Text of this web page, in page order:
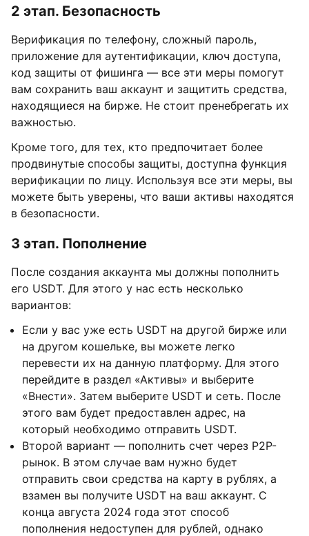
2 этап. Безопасность
Верификация по телефону, сложный пароль,
приложение для аутентификации, ключ доступа,
код защиты от фишинга — все эти меры помогут
вам сохранить ваш аккаунт и защитить средства,
находящиеся на бирже. Не стоит пренебрегать их
важностью.
Кроме того, для тех, кто предпочитает более
продвинутые способы защиты, доступна функция
верификации по лицу. Используя все эти меры, вы
можете быть уверены, что ваши активы находятся
в безопасности.
3 этап. Пополнение
После создания аккаунта мы должны пополнить
его USDT. Для этого у нас есть несколько
вариантов:
Если у вас уже есть USDT на другой бирже или
на другом кошельке, вы можете легко
перевести их на данную платформу. Для этого
перейдите в раздел «Активы» и выберите
«Внести». Затем выберите USDT и сеть. После
этого вам будет предоставлен адрес, на
который необходимо отправить USDT.
Второй вариант — пополнить счет через P2P-
рынок. В этом случае вам нужно будет
отправить свои средства на карту в рублях, а
взамен вы получите USDT на ваш аккаунт. С
конца августа 2024 года этот способ
пополнения недоступен для рублей, однако